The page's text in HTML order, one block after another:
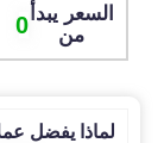
السعر يبدأ
من
0
لماذا يفضل